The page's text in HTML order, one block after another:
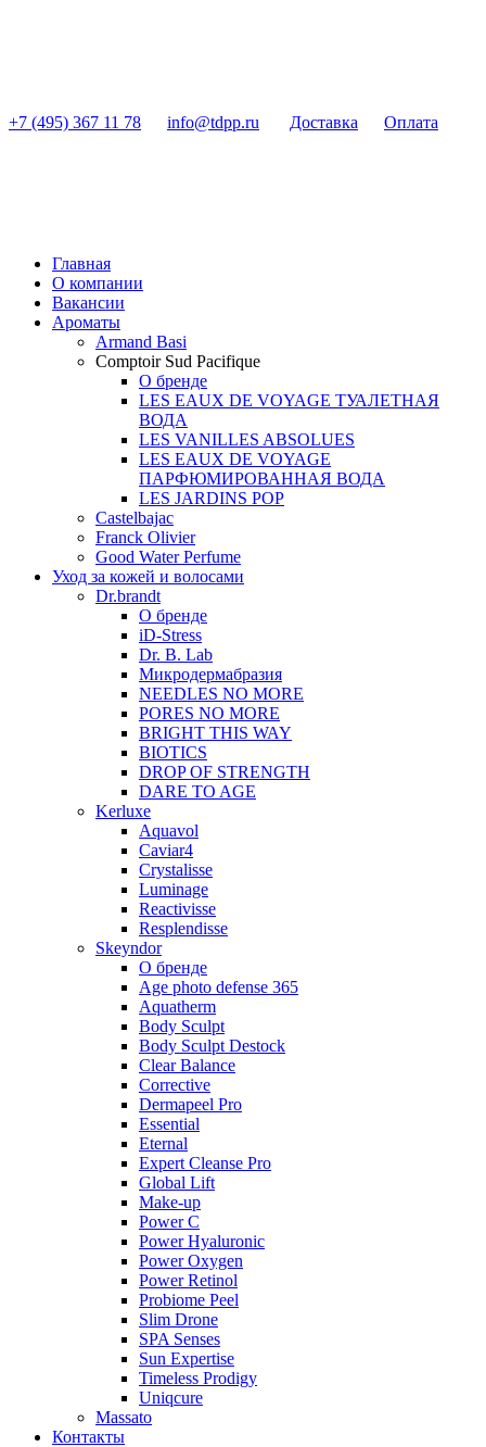
+7 (495) 367 11 78 info@tdpp.ru Доставка Оплата
Главная
О компании
Вакансии
Ароматы
Armand Basi
Comptoir Sud Pacifique
О бренде
LES EAUX DE VOYAGE ТУАЛЕТНАЯ
ВОДА
LES VANILLES ABSOLUES
LES EAUX DE VOYAGE
ПАРФЮМИРОВАННАЯ ВОДА
LES JARDINS POP
Castelbajac
Franck Olivier
Good Water Perfume
Уход за кожей и волосами
Dr.brandt
О бренде
iD-Stress
Dr. B. Lab
Микродермабразия
NEEDLES NO MORE
PORES NO MORE
BRIGHT THIS WAY
BIOTICS
DROP OF STRENGTH
DARE TO AGE
Kerluxe
Aquavol
Caviar4
Crystalisse
Luminage
Reactivisse
Resplendisse
Skeyndor
О бренде
Age photo defense 365
Aquatherm
Body Sculpt
Body Sculpt Destock
Clear Balance
Corrective
Dermapeel Pro
Essential
Eternal
Expert Cleanse Pro
Global Lift
Make-up
Power C
Power Hyaluronic
Power Oxygen
Power Retinol
Probiome Peel
Slim Drone
SPA Senses
Sun Expertise
Timeless Prodigy
Uniqcure
Massato
Контакты